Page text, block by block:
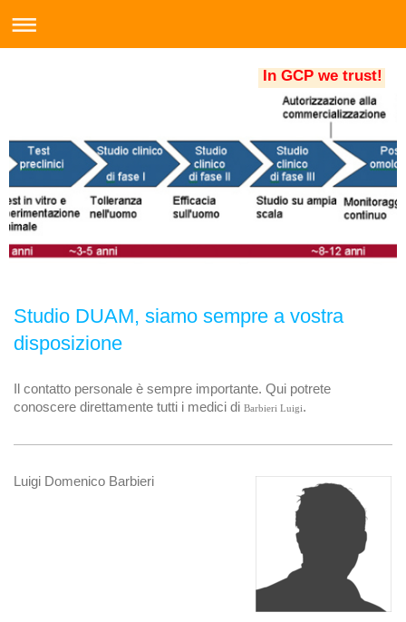
In GCP we trust!
Studio DUAM, siamo sempre a vostra
disposizione
Il contatto personale è sempre importante. Qui potrete
conoscere direttamente tutti i medici di Barbieri Luigi.
Luigi Domenico Barbieri